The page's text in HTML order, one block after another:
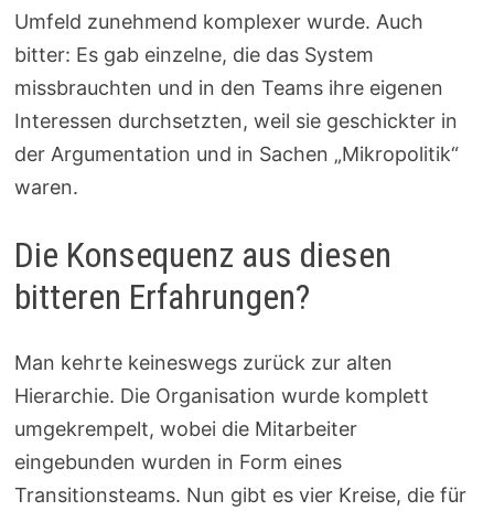
Umfeld zunehmend komplexer wurde. Auch
bitter: Es gab einzelne, die das System
missbrauchten und in den Teams ihre eigenen
Interessen durchsetzten, weil sie geschickter in
der Argumentation und in Sachen „Mikropolitik“
waren.
Die Konsequenz aus diesen
bitteren Erfahrungen?
Man kehrte keineswegs zurück zur alten
Hierarchie. Die Organisation wurde komplett
umgekrempelt, wobei die Mitarbeiter
eingebunden wurden in Form eines
Transitionsteams. Nun gibt es vier Kreise, die für